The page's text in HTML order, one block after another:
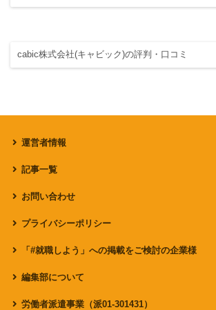
cabic株式会社(キャビック)の評判・口コミ
運営者情報
記事一覧
お問い合わせ
プライバシーポリシー
「#就職しよう」への掲載をご検討の企業様
編集部について
労働者派遣事業（派01-301431）